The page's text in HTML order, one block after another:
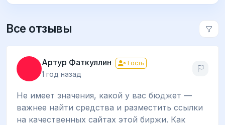
Все отзывы
Артур Фаткуллин Гость
1 год назад
Не имеет значения, какой у вас бюджет —
важнее найти средства и разместить ссылки
на качественных сайтах этой биржи. Как